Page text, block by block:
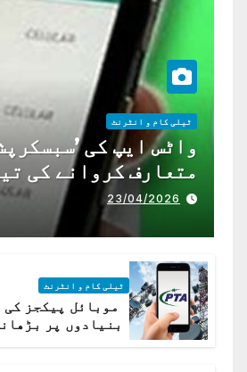
ٹیلی کام و انٹرنٹ
واٹس ایپ کی
متعارف کروانے کی
23/04/2026
ٹیلی کام و انٹرنٹ
موبائل پیکجز کی
بنیادوں پر